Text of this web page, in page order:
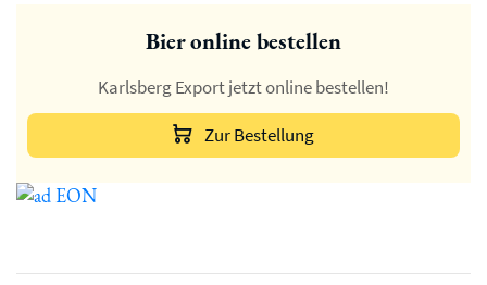
Bier online bestellen
Karlsberg Export jetzt online bestellen!
Zur Bestellung